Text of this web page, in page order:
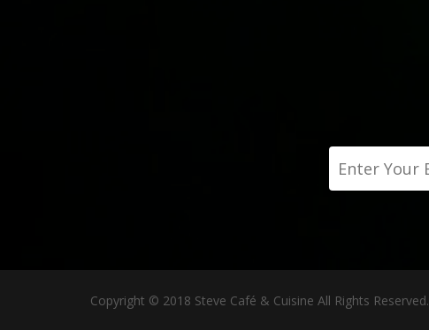
Copyright © 2018 Steve Café & Cuisine All Rights Reserved.